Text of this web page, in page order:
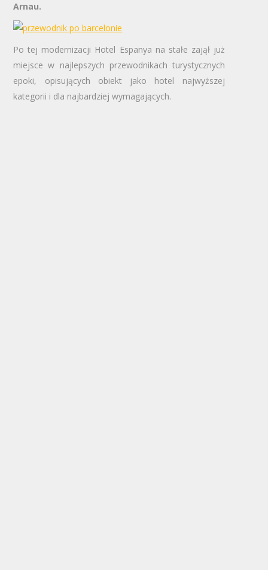
Arnau.
Po tej modernizacji Hotel Espanya na stałe zajął już
miejsce w najlepszych przewodnikach turystycznych
epoki, opisujących obiekt jako hotel najwyższej
kategorii i dla najbardziej wymagających.